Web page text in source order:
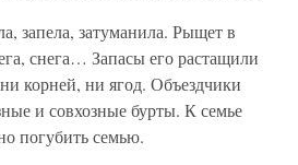
запела, затуманила. Рыщет в
снега… Запасы его растащили
корней, ни ягод. Объездчики
и совхозные бурты. К семье
погубить семью.